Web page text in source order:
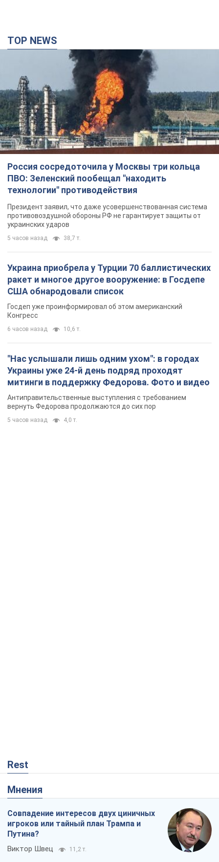
TOP NEWS
Россия сосредоточила у Москвы три кольца
ПВО: Зеленский пообещал "находить
технологии" противодействия
Президент заявил, что даже усовершенствованная система
противовоздушной обороны РФ не гарантирует защиты от
украинских ударов
5 часов назад 38,7 т.
Украина приобрела у Турции 70 баллистических
ракет и многое другое вооружение: в Госдепе
США обнародовали список
Госдеп уже проинформировал об этом американский
Конгресс
6 часов назад 10,6 т.
"Нас услышали лишь одним ухом": в городах
Украины уже 24-й день подряд проходят
митинги в поддержку Федорова. Фото и видео
Антиправительственные выступления с требованием
вернуть Федорова продолжаются до сих пор
5 часов назад 4,0 т.
Rest
Мнения
Совпадение интересов двух циничных
игроков или тайный план Трампа и
Путина?
Виктор Швец 11,2 т.